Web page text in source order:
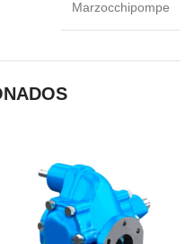
Marzocchipompe